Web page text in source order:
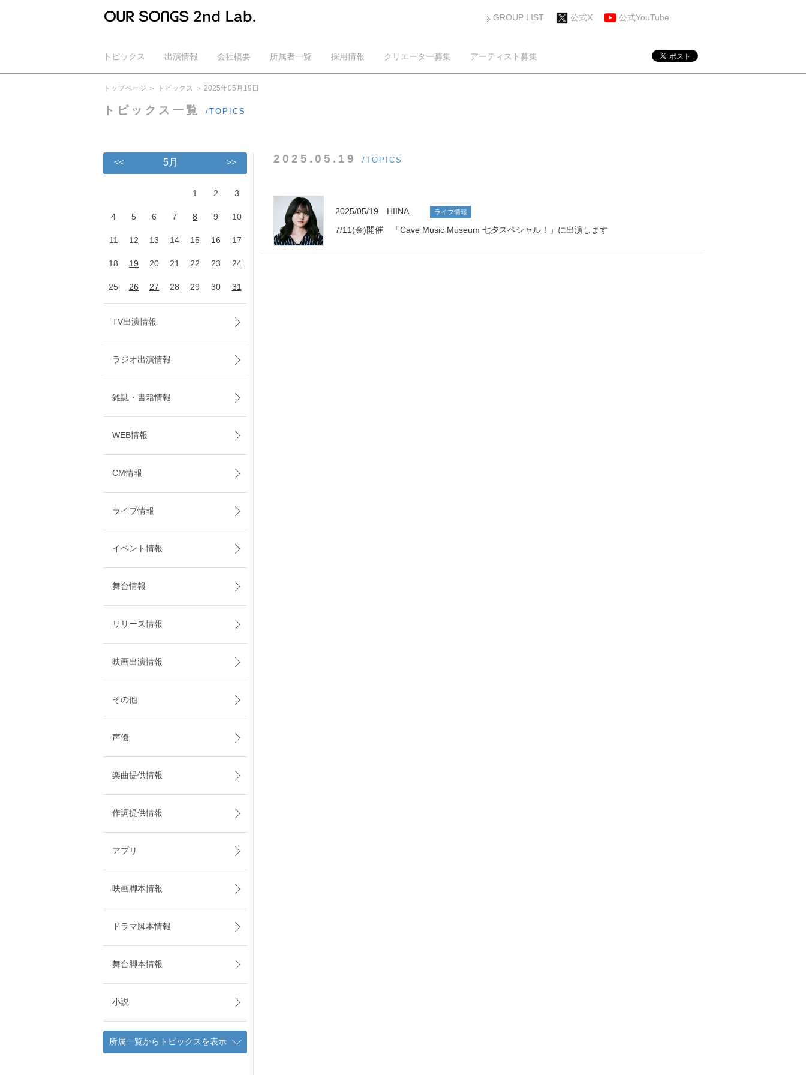
GROUP LIST 公式X 公式YouTube
トピックス 出演情報 会社概要 所属者一覧 採用情報 クリエーター募集
アーティスト募集
公式YouTube
トップページ トピックス 2025年05月19日
トピックス一覧 /TOPICS
2025.05.19 /TOPICS
2025/05/19 HIINA ライブ情報
7/11(金)開催 「Cave Music Museum 七夕スペシャル！」に出演します
<< 5月 >>
1 2 3
4 5 6 7 8 9 10
11 12 13 14 15 16 17
18 19 20 21 22 23 24
25 26 27 28 29 30 31
TV出演情報
ラジオ出演情報
雑誌・書籍情報
WEB情報
CM情報
ライブ情報
イベント情報
舞台情報
リリース情報
映画出演情報
その他
声優
楽曲提供情報
作詞提供情報
アプリ
映画脚本情報
ドラマ脚本情報
舞台脚本情報
小説
所属一覧からトピックスを表示